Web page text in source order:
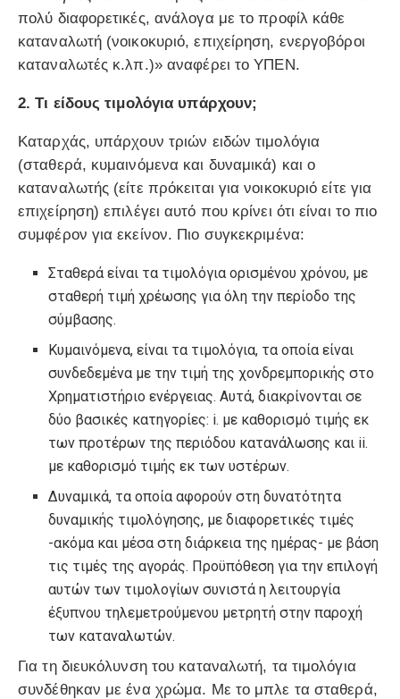
πολύ διαφορετικές, ανάλογα με το προφίλ κάθε
καταναλωτή (νοικοκυριό, επιχείρηση, ενεργοβόροι
καταναλωτές κ.λπ.)» αναφέρει το ΥΠΕΝ.
2. Τι είδους τιμολόγια υπάρχουν;
Καταρχάς, υπάρχουν τριών ειδών τιμολόγια
(σταθερά, κυμαινόμενα και δυναμικά) και ο
καταναλωτής (είτε πρόκειται για νοικοκυριό είτε για
επιχείρηση) επιλέγει αυτό που κρίνει ότι είναι το πιο
συμφέρον για εκείνον. Πιο συγκεκριμένα:
Σταθερά είναι τα τιμολόγια ορισμένου χρόνου, με
σταθερή τιμή χρέωσης για όλη την περίοδο της
σύμβασης.
Κυμαινόμενα, είναι τα τιμολόγια, τα οποία είναι
συνδεδεμένα με την τιμή της χονδρεμπορικής στο
Χρηματιστήριο ενέργειας. Αυτά, διακρίνονται σε
δύο βασικές κατηγορίες: i. με καθορισμό τιμής εκ
των προτέρων της περιόδου κατανάλωσης και ii.
με καθορισμό τιμής εκ των υστέρων.
Δυναμικά, τα οποία αφορούν στη δυνατότητα
δυναμικής τιμολόγησης, με διαφορετικές τιμές
-ακόμα και μέσα στη διάρκεια της ημέρας- με βάση
τις τιμές της αγοράς. Προϋπόθεση για την επιλογή
αυτών των τιμολογίων συνιστά η λειτουργία
έξυπνου τηλεμετρούμενου μετρητή στην παροχή
των καταναλωτών.
Για τη διευκόλυνση του καταναλωτή, τα τιμολόγια
συνδέθηκαν με ένα χρώμα. Με το μπλε τα σταθερά,